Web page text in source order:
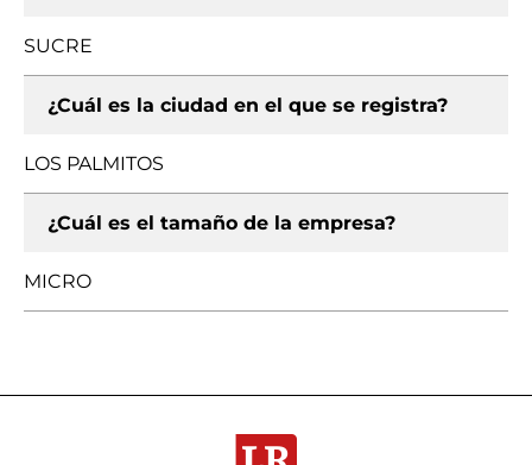
SUCRE
¿Cuál es la ciudad en el que se registra?
LOS PALMITOS
¿Cuál es el tamaño de la empresa?
MICRO